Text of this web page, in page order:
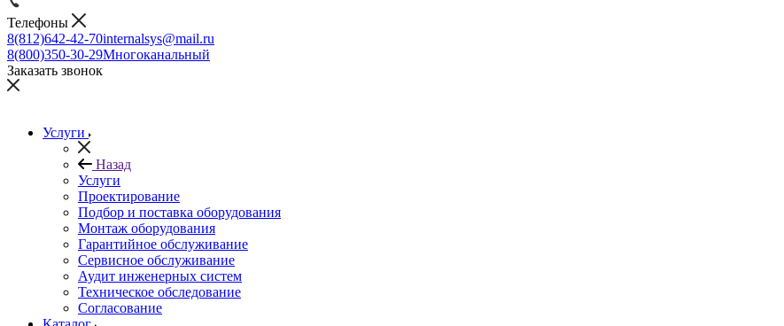
Телефоны
8(812)642-42-70internalsys@mail.ru
8(800)350-30-29Многоканальный
Заказать звонок
Услуги
Назад
Услуги
Проектирование
Подбор и поставка оборудования
Монтаж оборудования
Гарантийное обслуживание
Сервисное обслуживание
Аудит инженерных систем
Техническое обследование
Согласование